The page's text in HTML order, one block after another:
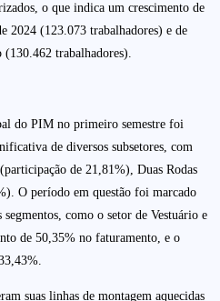
o que indica um crescimento de
2024 (123.073 trabalhadores) e de
(130.462 trabalhadores).
do PIM no primeiro semestre foi
de diversos subsetores, com
de 21,81%), Duas Rodas
O período em questão foi marcado
como o setor de Vestuário e
de 50,35% no faturamento, e o
suas linhas de montagem aquecidas